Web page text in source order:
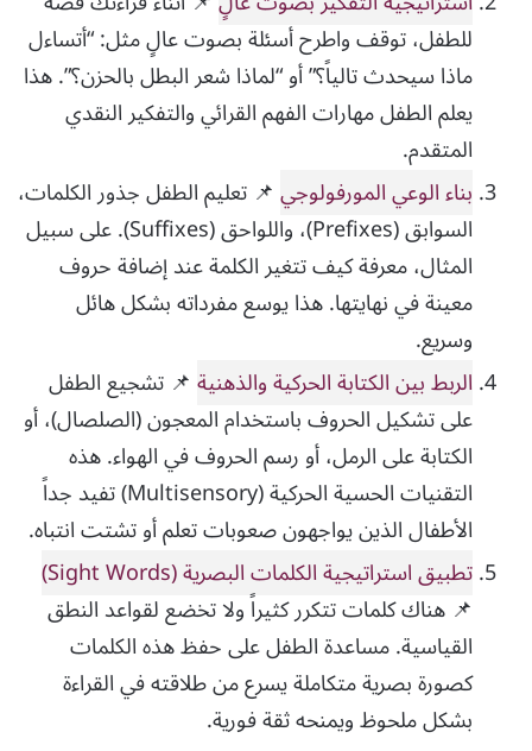
للطفل، توقف واطرح أسئلة بصوت عالٍ مثل: “أتساءل
ماذا سيحدث تالياً؟” أو “لماذا شعر البطل بالحزن؟”. هذا
يعلم الطفل مهارات الفهم القرائي والتفكير النقدي
المتقدم.
بناء الوعي المورفولوجي📌 تعليم الطفل جذور الكلمات،
السوابق (Prefixes)، واللواحق (Suffixes). على سبيل
المثال، معرفة كيف تتغير الكلمة عند إضافة حروف
معينة في نهايتها. هذا يوسع مفرداته بشكل هائل
وسريع.
الربط بين الكتابة الحركية والذهنية📌 تشجيع الطفل
على تشكيل الحروف باستخدام المعجون (الصلصال)، أو
الكتابة على الرمل، أو رسم الحروف في الهواء. هذه
التقنيات الحسية الحركية (Multisensory) تفيد جداً
الأطفال الذين يواجهون صعوبات تعلم أو تشتت انتباه.
تطبيق استراتيجية الكلمات البصرية (Sight Words)
📌 هناك كلمات تتكرر كثيراً ولا تخضع لقواعد النطق
القياسية. مساعدة الطفل على حفظ هذه الكلمات
كصورة بصرية متكاملة يسرع من طلاقته في القراءة
بشكل ملحوظ ويمنحه ثقة فورية.